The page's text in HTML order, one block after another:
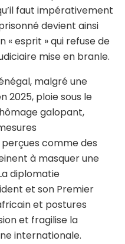
faut impérativement
devient ainsi
« esprit » qui refuse de
mise en branle.
malgré une
2025, ploie sous le
galopant,
comme des
à masquer une
diplomatie
et son Premier
et postures
et fragilise la
internationale.